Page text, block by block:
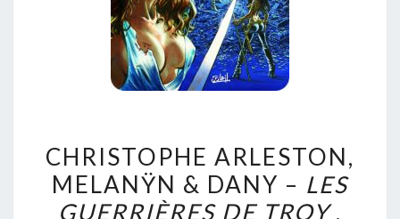
ARLESTON,
MELANŸN
&
CHRISTOPHE ARLESTON,
MELANŸN & DANY – LES
GUERRIÈRES DE TROY,